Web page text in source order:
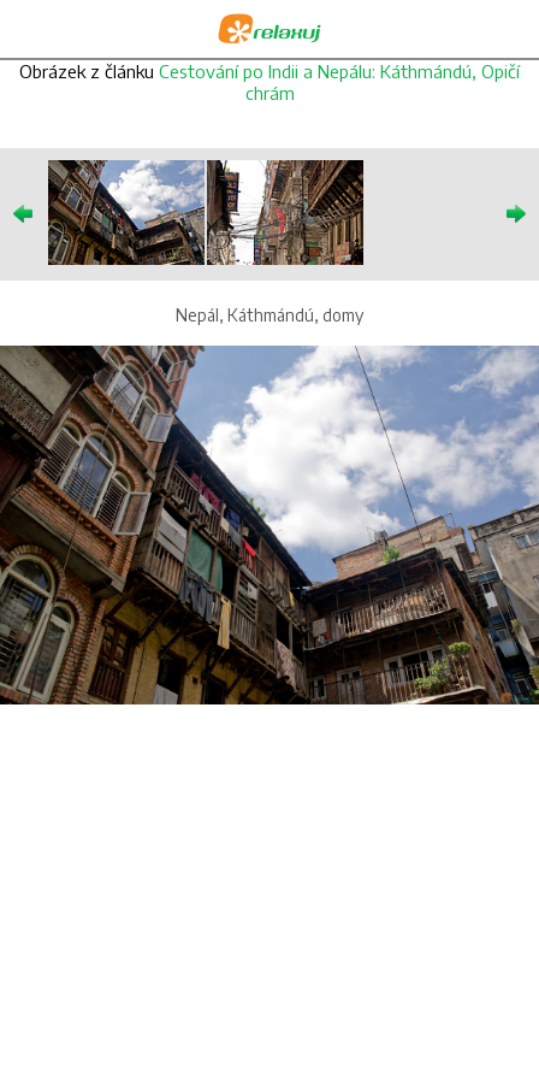
Obrázek z článku Cestování po Indii a Nepálu: Káthmándú, Opičí
chrám
Nepál, Káthmándú, domy